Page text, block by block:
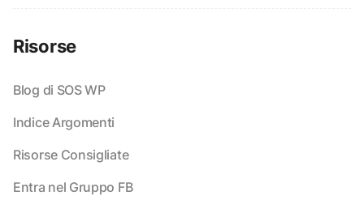
Risorse
Blog di SOS WP
Indice Argomenti
Risorse Consigliate
Entra nel Gruppo FB